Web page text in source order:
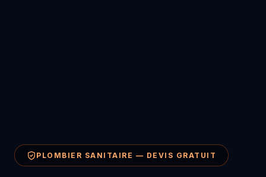
PLOMBIER SANITAIRE — DEVIS GRATUIT